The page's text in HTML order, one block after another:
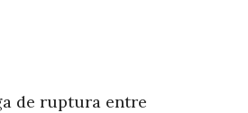
de ruptura entre